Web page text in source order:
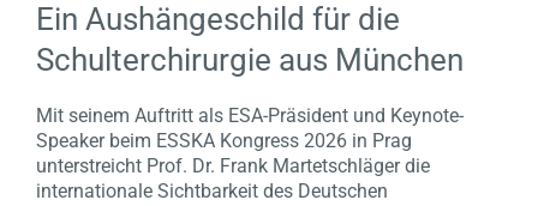
Ein Aushängeschild für die
Schulterchirurgie aus München
Mit seinem Auftritt als ESA-Präsident und Keynote-
Speaker beim ESSKA Kongress 2026 in Prag
unterstreicht Prof. Dr. Frank Martetschläger die
internationale Sichtbarkeit des Deutschen